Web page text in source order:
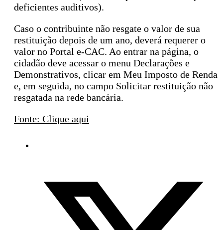
deficientes auditivos).
Caso o contribuinte não resgate o valor de sua
restituição depois de um ano, deverá requerer o
valor no Portal e-CAC. Ao entrar na página, o
cidadão deve acessar o menu Declarações e
Demonstrativos, clicar em Meu Imposto de Renda
e, em seguida, no campo Solicitar restituição não
resgatada na rede bancária.
Fonte: Clique aqui